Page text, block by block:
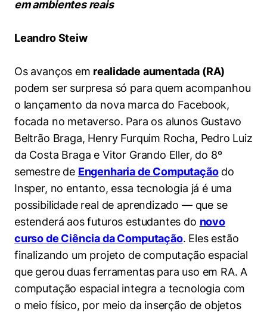
Finanças
Negócios
Políticas Públicas
Sustentabilidade
Tecnologia e Dados
Portal da Privacidade
em ambientes reais
Leandro Steiw
Os avanços em realidade aumentada (RA)
podem ser surpresa só para quem acompanhou
o lançamento da nova marca do Facebook,
focada no metaverso. Para os alunos Gustavo
Beltrão Braga, Henry Furquim Rocha, Pedro Luiz
da Costa Braga e Vitor Grando Eller, do 8º
semestre de Engenharia de Computaçãodo
Insper, no entanto, essa tecnologia já é uma
possibilidade real de aprendizado — que se
estenderá aos futuros estudantes do novo
curso de Ciência da Computação. Eles estão
finalizando um projeto de computação espacial
que gerou duas ferramentas para uso em RA. A
computação espacial integra a tecnologia com
o meio físico, por meio da inserção de objetos